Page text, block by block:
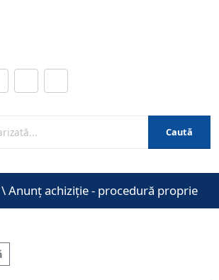
Caută
\Anunț achiziție - procedură proprie